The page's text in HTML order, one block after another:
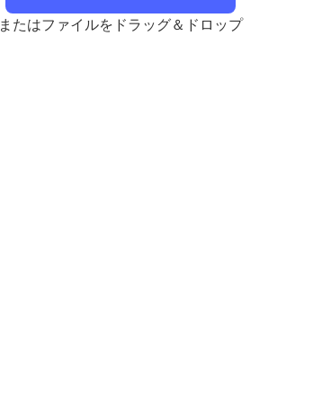
またはファイルをドラッグ＆ドロップ